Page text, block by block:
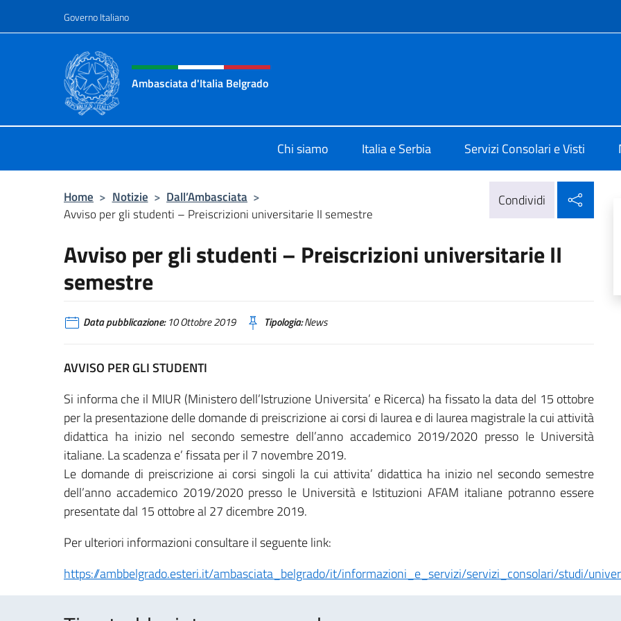
Governo Italiano
Intestazione sito, social e menù
Ambasciata d'Italia Belgrado
Chi siamo Italia e Serbia Servizi Consolari e Visti
Home > Notizie > Dall’Ambasciata >
Avviso per gli studenti – Preiscrizioni universitarie II semestre
Condividi
Avviso per gli studenti – Preiscrizioni universitarie II
semestre
Data pubblicazione:10 Ottobre 2019 Tipologia:News
AVVISO PER GLI STUDENTI
Si informa che il MIUR (Ministero dell’Istruzione Universita’ e Ricerca) ha fissato la data del 15 ottobre
per la presentazione delle domande di preiscrizione ai corsi di laurea e di laurea magistrale la cui attività
didattica ha inizio nel secondo semestre dell’anno accademico 2019/2020 presso le Università
italiane. La scadenza e’ fissata per il 7 novembre 2019.
Le domande di preiscrizione ai corsi singoli la cui attivita’ didattica ha inizio nel secondo semestre
dell’anno accademico 2019/2020 presso le Università e Istituzioni AFAM italiane potranno essere
presentate dal 15 ottobre al 27 dicembre 2019.
Per ulteriori informazioni consultare il seguente link:
https://ambbelgrado.esteri.it/ambasciata_belgrado/it/informazioni_e_servizi/servizi_consolari/studi/